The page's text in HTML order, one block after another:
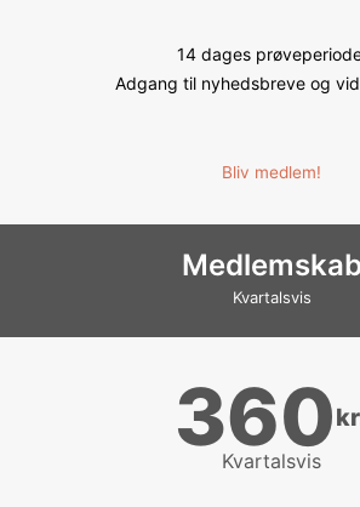
14 dages
Adgang til nyhedsbreve og
Bliv medlem!
Medlemskab
Kvartalsvis
360
Kvartalsvis